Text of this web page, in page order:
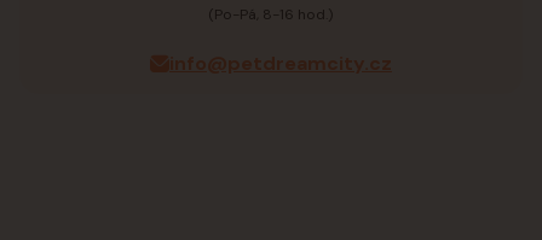
(Po-Pá, 8-16 hod.)
info@petdreamcity.cz